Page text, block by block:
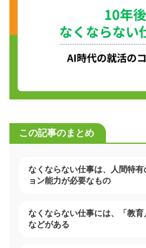
この記事のまとめ
なくならない仕事は、人間特
ョン能力が必要なもの
なくならない仕事には、「教育
などがある